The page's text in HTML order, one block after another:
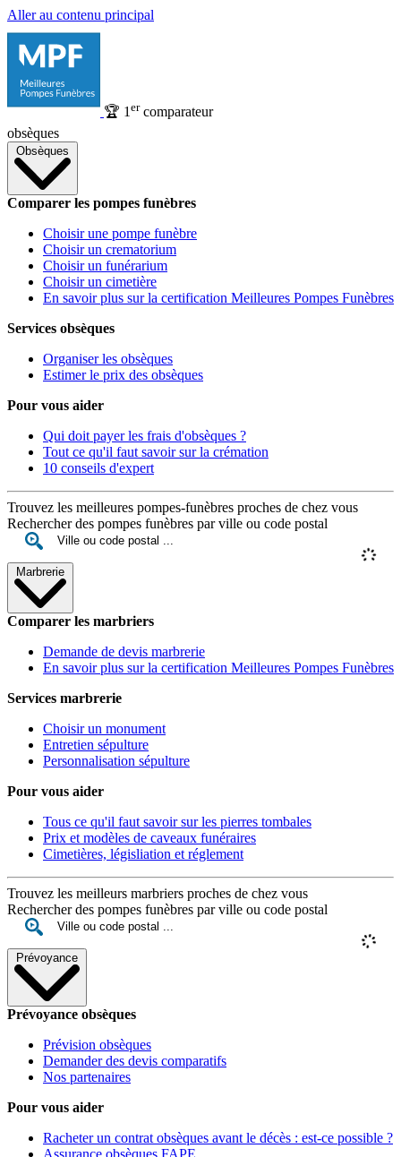
Aller au contenu principal
🏆 1 ercomparateur
obsèques
Obsèques
Comparer les pompes funèbres
Choisir une pompe funèbre
Choisir un crematorium
Choisir un funérarium
Choisir un cimetière
En savoir plus sur la certification Meilleures Pompes Funèbres
Services obsèques
Organiser les obsèques
Estimer le prix des obsèques
Pour vous aider
Qui doit payer les frais d'obsèques ?
Tout ce qu'il faut savoir sur la crémation
10 conseils d'expert
Trouvez les meilleures pompes-funèbres proches de chez vous
Rechercher des pompes funèbres par ville ou code postal
Marbrerie
Comparer les marbriers
Demande de devis marbrerie
En savoir plus sur la certification Meilleures Pompes Funèbres
Services marbrerie
Choisir un monument
Entretien sépulture
Personnalisation sépulture
Pour vous aider
Tous ce qu'il faut savoir sur les pierres tombales
Prix et modèles de caveaux funéraires
Cimetières, législiation et réglement
Trouvez les meilleurs marbriers proches de chez vous
Rechercher des pompes funèbres par ville ou code postal
Prévoyance
Prévoyance obsèques
Prévision obsèques
Demander des devis comparatifs
Nos partenaires
Pour vous aider
Racheter un contrat obsèques avant le décès : est-ce possible ?
Assurance obsèques FAPE